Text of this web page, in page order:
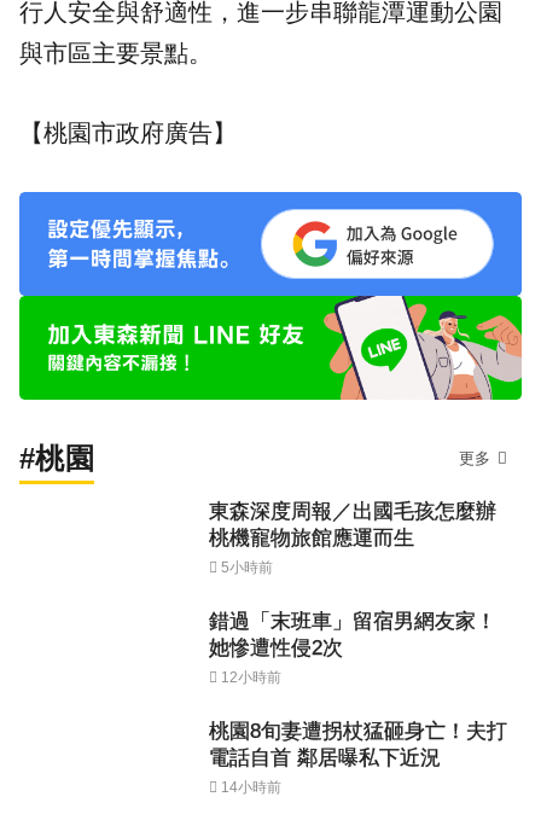
行人安全與舒適性，進一步串聯龍潭運動公園
與市區主要景點。
【桃園市政府廣告】
#桃園 更多
東森深度周報／出國毛孩怎麼辦
桃機寵物旅館應運而生
5小時前
錯過「末班車」留宿男網友家！
她慘遭性侵2次
12小時前
桃園8旬妻遭拐杖猛砸身亡！夫打
電話自首 鄰居曝私下近況
14小時前